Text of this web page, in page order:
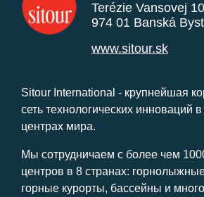
Terézie Vansovej 10
974 01 Banská
www.sitour.sk
Sitour International - крупнейшая
сеть технологических инноваций в
центрах мира.
Мы сотрудничаем с более чем
центров в 8 странах:
горные курорты, бассейны и